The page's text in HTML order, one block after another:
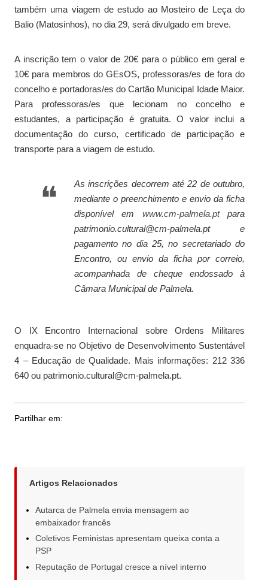
também uma viagem de estudo ao Mosteiro de Leça do
Balio (Matosinhos), no dia 29, será divulgado em breve.
A inscrição tem o valor de 20€ para o público em geral e
10€ para membros do GEsOS, professoras/es de fora do
concelho e portadoras/es do Cartão Municipal Idade Maior.
Para professoras/es que lecionam no concelho e
estudantes, a participação é gratuita. O valor inclui a
documentação do curso, certificado de participação e
transporte para a viagem de estudo.
As inscrições decorrem até 22 de outubro,
mediante o preenchimento e envio da ficha
disponível em www.cm-palmela.ptpara
patrimonio.cultural@cm-palmela.pt e
pagamento no dia 25, no secretariado do
Encontro, ou envio da ficha por correio,
acompanhada de cheque endossado à
Câmara Municipal de Palmela.
O IX Encontro Internacional sobre Ordens Militares
enquadra-se no Objetivo de Desenvolvimento Sustentável
4 – Educação de Qualidade. Mais informações: 212 336
640 ou patrimonio.cultural@cm-palmela.pt.
Partilhar em:
Artigos Relacionados
Autarca de Palmela envia mensagem ao
embaixador francês
Coletivos Feministas apresentam queixa conta a
PSP
Reputação de Portugal cresce a nível interno